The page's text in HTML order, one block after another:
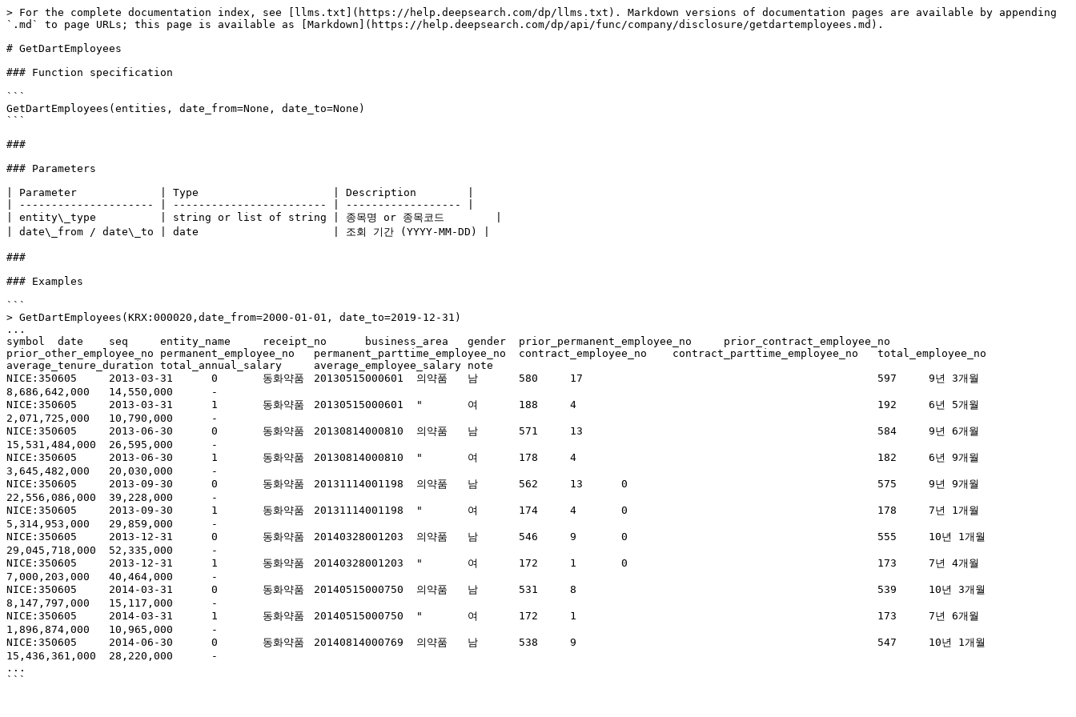
> For the complete documentation index, see [llms.txt](https://help.deepsearch.com/dp/llms.txt). Markdown versions of documentation pages are available by appending
`.md` to page URLs; this page is available as [Markdown](https://help.deepsearch.com/dp/api/func/company/disclosure/getdartemployees.md).
# GetDartEmployees
### Function specification
```
GetDartEmployees(entities, date_from=None, date_to=None)
```
###
### Parameters
| Parameter             | Type                     | Description        |
| --------------------- | ------------------------ | ------------------ |
| entity\_type          | string or list of string | 종목명 or 종목코드        |
| date\_from / date\_to | date                     | 조회 기간 (YYYY-MM-DD) |
###
### Examples
```
> GetDartEmployees(KRX:000020,date_from=2000-01-01, date_to=2019-12-31)
...
symbol	date	seq	entity_name	receipt_no	business_area	gender	prior_permanent_employee_no	prior_contract_employee_no
prior_other_employee_no	permanent_employee_no	permanent_parttime_employee_no	contract_employee_no	contract_parttime_employee_no	total_employee_no
average_tenure_duration	total_annual_salary	average_employee_salary	note
NICE:350605	2013-03-31	0	동화약품	20130515000601	의약품	남	580	17						597	9년 3개월
8,686,642,000	14,550,000	-
NICE:350605	2013-03-31	1	동화약품	20130515000601	"	여	188	4						192	6년 5개월
2,071,725,000	10,790,000	-
NICE:350605	2013-06-30	0	동화약품	20130814000810	의약품	남	571	13						584	9년 6개월
15,531,484,000	26,595,000	-
NICE:350605	2013-06-30	1	동화약품	20130814000810	"	여	178	4						182	6년 9개월
3,645,482,000	20,030,000	-
NICE:350605	2013-09-30	0	동화약품	20131114001198	의약품	남	562	13	0					575	9년 9개월
22,556,086,000	39,228,000	-
NICE:350605	2013-09-30	1	동화약품	20131114001198	"	여	174	4	0					178	7년 1개월
5,314,953,000	29,859,000	-
NICE:350605	2013-12-31	0	동화약품	20140328001203	의약품	남	546	9	0					555	10년 1개월
29,045,718,000	52,335,000	-
NICE:350605	2013-12-31	1	동화약품	20140328001203	"	여	172	1	0					173	7년 4개월
7,000,203,000	40,464,000	-
NICE:350605	2014-03-31	0	동화약품	20140515000750	의약품	남	531	8						539	10년 3개월
8,147,797,000	15,117,000	-
NICE:350605	2014-03-31	1	동화약품	20140515000750	"	여	172	1						173	7년 6개월
1,896,874,000	10,965,000	-
NICE:350605	2014-06-30	0	동화약품	20140814000769	의약품	남	538	9						547	10년 1개월
15,436,361,000	28,220,000	-
...